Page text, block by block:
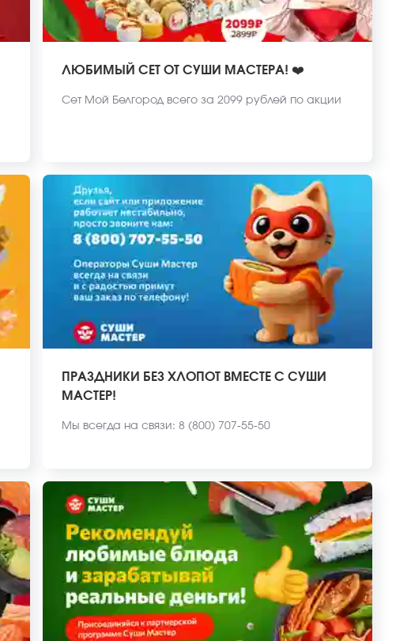
ЛЮБИМЫЙ СЕТ ОТ СУШИ МАСТЕРА! ❤️
Сет Мой Белгород всего за 2099 рублей по акции
ПРАЗДНИКИ БЕЗ ХЛОПОТ ВМЕСТЕ С СУШИ
МАСТЕР!
Мы всегда на связи: 8 (800) 707-55-50